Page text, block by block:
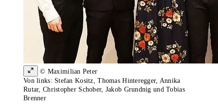
© Maximilian Peter
Von links: Stefan Kositz, Thomas Hinteregger, Annika
Rutar, Christopher Schober, Jakob Grundnig und Tobias
Brenner